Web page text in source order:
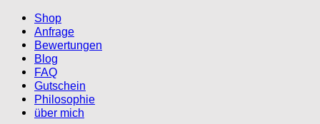
Zum
Inhalt
springen
Shop
Anfrage
Bewertungen
Blog
FAQ
Gutschein
Philosophie
über mich